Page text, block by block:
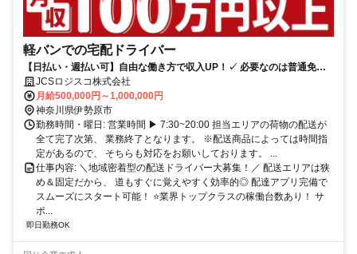
軽バンでの宅配ドライバー
【日払い・週払い可】自由な働き方で収入UP！✓ 必要なのは普通免許
だけ！未経験から月収100万円オーバー多数 ◎高月収！社宅あり
JCSロジスコ株式会社
月給500,000円～1,000,000円
神奈川県伊勢原市
勤務時間・曜日: 営業時間 ▶ 7:30~20:00 担当エリアの荷物の配送が
全て完了次第、 業務終了となります。 ※配送商品によっては時間指
定があるので、 そちらも対応をお願いしております。 ...
仕事内容: ＼地域密着型の配送ドライバー大募集！／ 配送エリアは狭
め＆固定だから、 道もすぐに覚えやすく効率的◎ 配達アプリ完備で
スムーズにスタート可能！ ⭐業界トップクラスの稼働台数あり！ サ
ポ...
即日勤務OK